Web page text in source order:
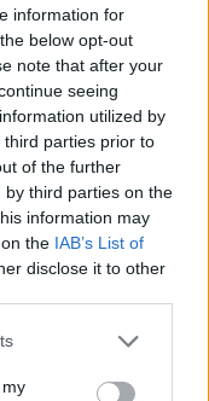
information for
below opt-out
note that after your
seeing
utilized by
parties prior to
of the further
third parties on the
information may
the IAB’s List of
disclose it to other
or more Google
You may click to
7
11